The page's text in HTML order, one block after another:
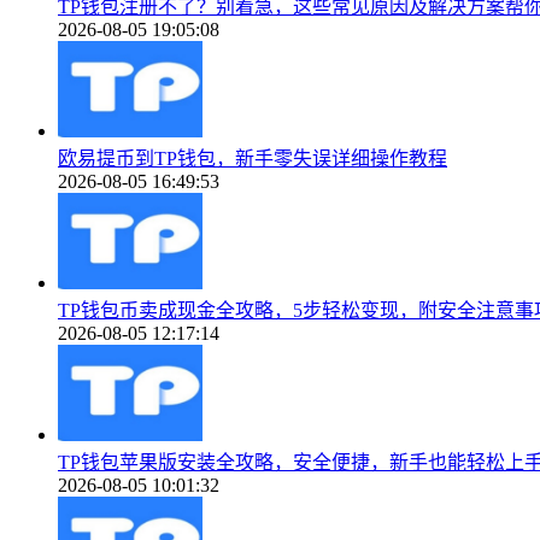
TP钱包注册不了？别着急，这些常见原因及解决方案帮
2026-08-05 19:05:08
欧易提币到TP钱包，新手零失误详细操作教程
2026-08-05 16:49:53
TP钱包币卖成现金全攻略，5步轻松变现，附安全注意事
2026-08-05 12:17:14
TP钱包苹果版安装全攻略，安全便捷，新手也能轻松上
2026-08-05 10:01:32